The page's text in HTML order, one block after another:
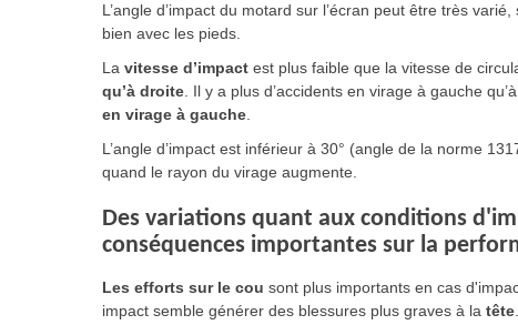
L’angle d’impact du motard sur l’écran peut être très
bien avec les pieds.
La vitesse d’impact est plus faible que la vitesse de
qu’à droite . Il y a plus d’accidents en virage à gauche
en virage à gauche
L’angle d’impact est inférieur à 30° (angle de la norme
quand le rayon du virage augmente.
Des variations quant aux conditions
conséquences importantes sur la
Les efforts sur le cou sont plus importants en cas
impact semble générer des blessures plus graves à la tête